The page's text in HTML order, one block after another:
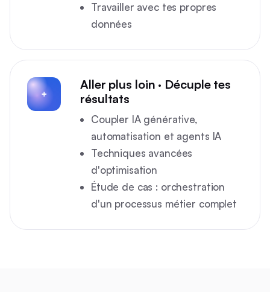
Travailler avec tes propres
données
+
Aller plus loin · Décuple tes
résultats
Coupler IA générative,
automatisation et agents IA
Techniques avancées
d'optimisation
Étude de cas : orchestration
d'un processus métier complet